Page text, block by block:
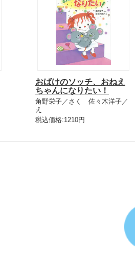
おばけのソッチ、おねえ
ちゃんになりたい！
角野栄子／さく 佐々木洋子／
え
税込価格:1210円